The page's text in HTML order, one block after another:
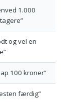
1.000
og vel en
100 kroner”
færdig”